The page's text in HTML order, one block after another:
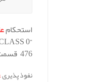
استحکام
“CLASS 0”
476
نفوذ پذیری